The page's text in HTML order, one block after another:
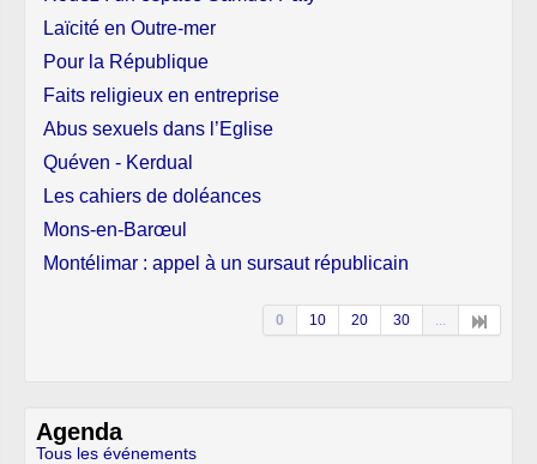
Laïcité en Outre-mer
Pour la République
Faits religieux en entreprise
Abus sexuels dans l’Eglise
Quéven - Kerdual
Les cahiers de doléances
Mons-en-Barœul
Montélimar : appel à un sursaut républicain
0 10 20 30
Agenda
Tous les événements